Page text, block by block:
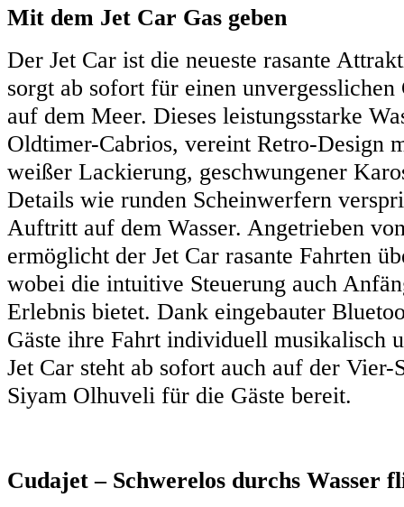
Mit dem Jet Car Gas geben
Der Jet Car ist die neueste rasante
sorgt ab sofort für einen
auf dem Meer. Dieses leistungsstarke
Oldtimer-Cabrios, vereint Retro-Design
weißer Lackierung, geschwungener
Details wie runden Scheinwerfern
Auftritt auf dem Wasser. Angetrieben
ermöglicht der Jet Car rasante Fahrten
wobei die intuitive Steuerung auch
Erlebnis bietet. Dank eingebauter
Gäste ihre Fahrt individuell musikalisch
Jet Car steht ab sofort auch auf der Vier-
Siyam Olhuveli für die Gäste bereit.
Cudajet – Schwerelos durchs Wasser